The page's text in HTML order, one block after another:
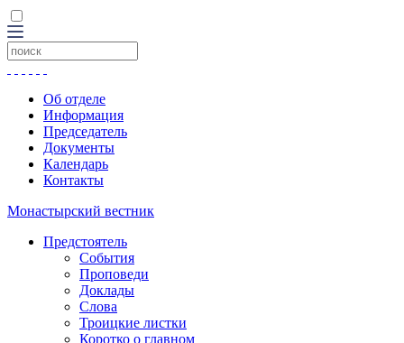
Об отделе
Информация
Председатель
Документы
Календарь
Контакты
Монастырский вестник
Предстоятель
События
Проповеди
Доклады
Слова
Троицкие листки
Коротко о главном